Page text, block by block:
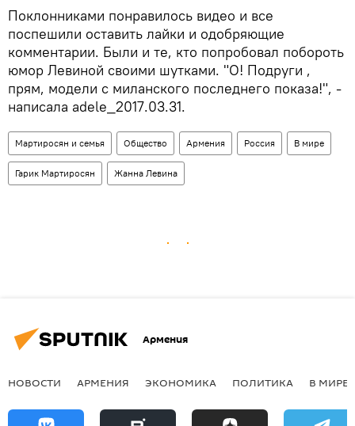
Поклонниками понравилось видео и все
поспешили оставить лайки и одобряющие
комментарии. Были и те, кто попробовал побороть
юмор Левиной своими шутками. "О! Подруги ,
прям, модели с миланского последнего показа!", -
написала adele_2017.03.31.
Мартиросян и семья Общество Армения Россия В мире
Гарик Мартиросян Жанна Левина
Армения
НОВОСТИ АРМЕНИЯ ЭКОНОМИКА ПОЛИТИКА В МИРЕ